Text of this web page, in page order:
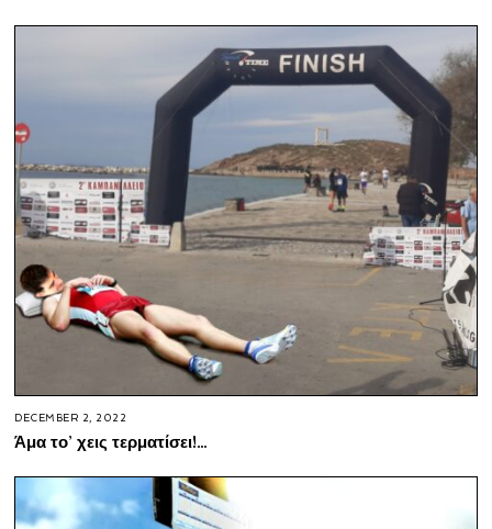
DECEMBER 2, 2022
Άμα το’ χεις τερματίσει!…